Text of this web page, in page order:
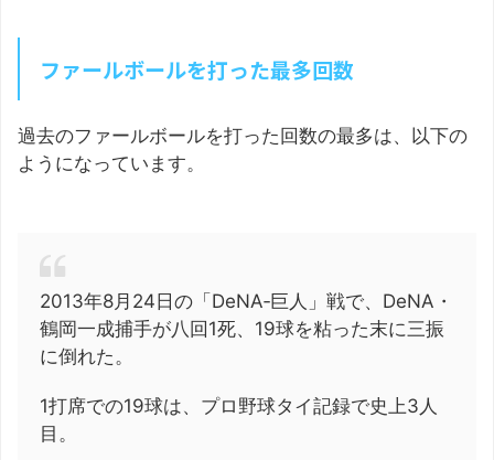
ファールボールを打った最多回数
過去のファールボールを打った回数の最多は、以下の
ようになっています。
2013年8月24日の「DeNA‐巨人」戦で、DeNA・
鶴岡一成捕手が八回1死、19球を粘った末に三振
に倒れた。
1打席での19球は、プロ野球タイ記録で史上3人
目。